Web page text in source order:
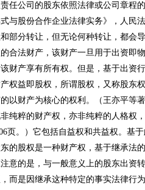
公司的股东依照法律或公司章程
与股份合作企业法律实务》，人民
部分转让，但无论何种转让，都会
合法财产，该财产一旦用于出资即
财产享有所有权。但是，基于出资
权益即股权，所谓股权，又称股东
以财产为核心的权利。（王亦平等
纯粹的财产权，亦非纯粹的人格权
页。）它包括自益权和共益权。基
的股权是一种财产权，基于继承法
意的是，与一般意义上的股东出资
而是因继承这种特定的事实法律行